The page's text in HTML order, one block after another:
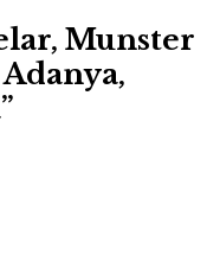
Munster